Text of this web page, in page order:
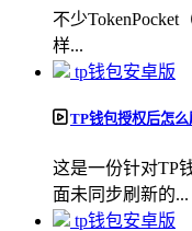
不少
样...
tp钱包安卓版
TP钱包授权后怎
这是一份针对TP
面未同步刷新的...
tp钱包安卓版